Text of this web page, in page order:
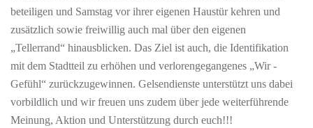
beteiligen und Samstag vor ihrer eigenen Haustür kehren und
zusätzlich sowie freiwillig auch mal über den eigenen
„Tellerrand“ hinausblicken. Das Ziel ist auch, die Identifikation
mit dem Stadtteil zu erhöhen und verlorengegangenes „Wir -
Gefühl“ zurückzugewinnen. Gelsendienste unterstützt uns dabei
vorbildlich und wir freuen uns zudem über jede weiterführende
Meinung, Aktion und Unterstützung durch euch!!!